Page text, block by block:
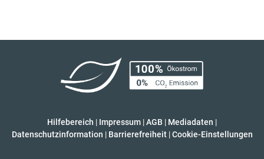
Hilfebereich | Impressum |AGB | Mediadaten |
Datenschutzinformation | Barrierefreiheit | Cookie-Einstellungen